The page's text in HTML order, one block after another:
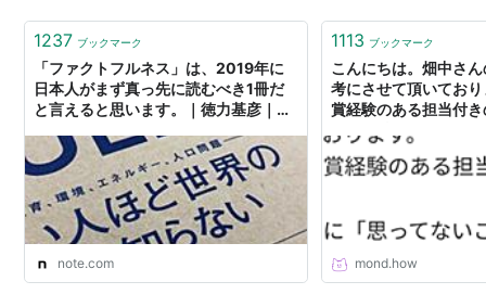
1237 ブックマーク
「ファクトフルネス」は、2019年に
日本人がまず真っ先に読むべき1冊だ
と言えると思います。｜徳力基彦｜エ
note.com
1113 ブックマーク
こんにちは。畑中さ
考にさせて頂いてお
賞経験のある担当付
かなくていい」と言
どうすればいいのか
た。読者のことを考
思ってないことを描
mond.how